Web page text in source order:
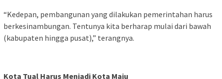
“Kedepan, pembangunan yang dilakukan pemerintahan harus
berkesinambungan. Tentunya kita berharap mulai dari bawah
(kabupaten hingga pusat),” terangnya.
Kota Tual Harus Menjadi Kota Maju